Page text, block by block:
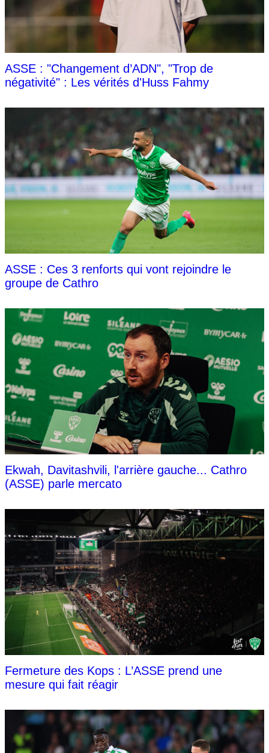
ASSE : "Changement d’ADN", "Trop de
négativité" : Les vérités d'Huss Fahmy
ASSE : Ces 3 renforts qui vont rejoindre le
groupe de Cathro
Ekwah, Davitashvili, l'arrière gauche... Cathro
(ASSE) parle mercato
Fermeture des Kops : L’ASSE prend une
mesure qui fait réagir